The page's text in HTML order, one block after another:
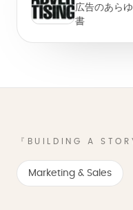
広告のあら
書
『BUILDING A
Marketing & Sales